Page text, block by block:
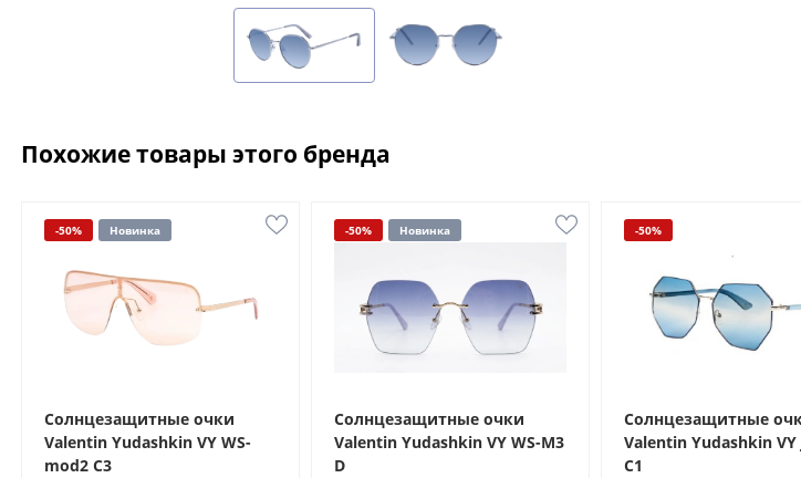
Похожие товары этого бренда
-50% Новинка
Солнцезащитные очки
Valentin Yudashkin VY WS-
mod2 C3
-50% Новинка
Солнцезащитные очки
Valentin Yudashkin VY WS-M3
D
-50%
Солнцезащитные
Valentin Yudashkin VY
C1